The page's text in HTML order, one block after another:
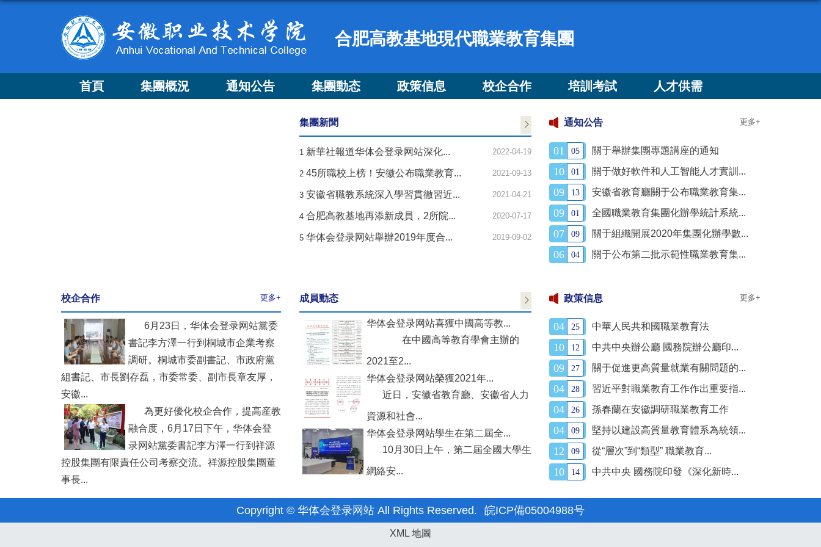
合肥高教基地現代職業教育集團
首頁 集團概況 通知公告 集團動态 政策信息 校企合作 培訓考試 人才供需
集團新聞
1 新華社報道华体会登录网站深化... 2022-04-19
2 45所職校上榜！安徽公布職業教育... 2021-09-13
3 安徽省職教系統深入學習貫徹習近... 2021-04-21
4 合肥高教基地再添新成員，2所院... 2020-07-17
5 华体会登录网站舉辦2019年度合... 2019-09-02
通知公告 更多+
01 05 關于舉辦集團專題講座的通知
10 01 關于做好軟件和人工智能人才實訓...
09 13 安徽省教育廳關于公布職業教育集...
09 01 全國職業教育集團化辦學統計系統...
07 09 關于組織開展2020年集團化辦學數...
06 04 關于公布第二批示範性職業教育集...
校企合作 更多+
6月23日，华体会登录网站黨委
書記李方澤一行到桐城市企業考察
調研。桐城市委副書記、市政府黨
組書記、市長劉存磊，市委常委、副市長章友厚，
安徽...
為更好優化校企合作，提高産教
融合度，6月17日下午，华体会登
录网站黨委書記李方澤一行到祥源
控股集團有限責任公司考察交流。祥源控股集團董
事長...
成員動态
华体会登录网站喜獲中國高等教...
在中國高等教育學會主辦的
2021至2...
华体会登录网站榮獲2021年...
近日，安徽省教育廳、安徽省人力
資源和社會...
华体会登录网站學生在第二屆全...
10月30日上午，第二屆全國大學生
網絡安...
政策信息 更多+
04 25 中華人民共和國職業教育法
10 12 中共中央辦公廳 國務院辦公廳印...
09 27 關于促進更高質量就業有關問題的...
04 28 習近平對職業教育工作作出重要指...
04 26 孫春蘭在安徽調研職業教育工作
04 09 堅持以建設高質量教育體系為統領...
12 09 從“層次”到“類型” 職業教育...
10 14 中共中央 國務院印發《深化新時...
Copyright © 华体会登录网站 All Rights Reserved. 皖ICP備05004988号
XML 地圖